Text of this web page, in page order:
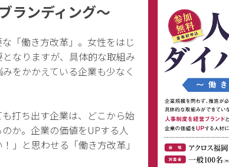
ランディング～
「働き方改革」。女性をはじ
なりますが、具体的な取組み
をかかえている企業も少なく
打ち出す企業は、どこから始
か。企業の価値をUPする人
」と思わせる「働き方改革」